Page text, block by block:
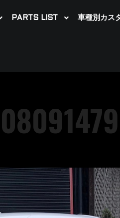
PARTS LIST 車種別カス